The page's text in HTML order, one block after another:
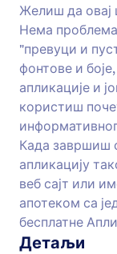
Желиш да овај
Нема
"превуци и
фонтове и
апликације и
користиш
Када завршиш
апликацију
веб сајт или
апотеком са
бесплатне
Детаљи